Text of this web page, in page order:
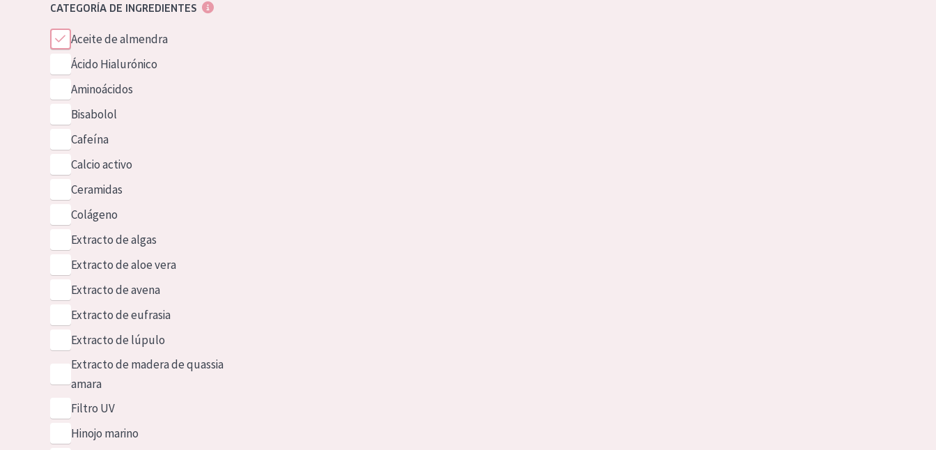
CATEGORÍA DE INGREDIENTES
Aceite de almendra
Ácido Hialurónico
Aminoácidos
Bisabolol
Cafeína
Calcio activo
Ceramidas
Colágeno
Extracto de algas
Extracto de aloe vera
Extracto de avena
Extracto de eufrasia
Extracto de lúpulo
Extracto de madera de quassia
amara
Filtro UV
Hinojo marino